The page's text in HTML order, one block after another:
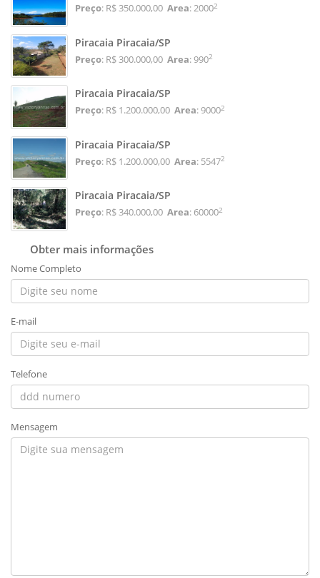
Preço: R$ 350.000,00 Area: 20002
Piracaia Piracaia/SP
Preço: R$ 300.000,00 Area: 9902
Piracaia Piracaia/SP
Preço: R$ 1.200.000,00 Area: 90002
Piracaia Piracaia/SP
Preço: R$ 1.200.000,00 Area: 55472
Piracaia Piracaia/SP
Preço: R$ 340.000,00 Area: 600002
Obter mais informações
Nome Completo
E-mail
Telefone
Mensagem